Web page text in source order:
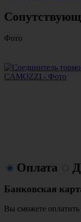
Фото
Оплата
Банковская
Вы сможете